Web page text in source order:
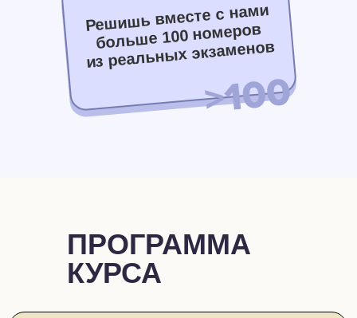
Решишь вместе с нами
больше 100 номеров
из реальных экзаменов
ПРОГРАММА
КУРСА